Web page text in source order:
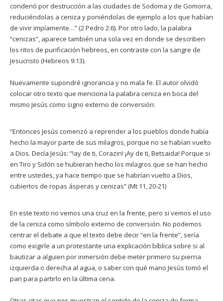
condenó por destrucción a las ciudades de Sodoma y de Gomorra,
reduciéndolas a ceniza y poniéndolas de ejemplo a los que habían
de vivir impíamente…” (2 Pedro 2:6). Por otro lado, la palabra
“cenizas”, aparece también una sola vez en donde se describen
los ritos de purificación hebreos, en contraste con la sangre de
Jesucristo (Hebreos 9:13).
Nuevamente supondré ignorancia y no mala fe. El autor olvidó
colocar otro texto que menciona la palabra ceniza en boca del
mismo Jesús como signo externo de conversión:
“Entonces Jesús comenzó a reprender a los pueblos donde había
hecho la mayor parte de sus milagros, porque no se habían vuelto
a Dios. Decía Jesús: “!ay de ti, Corazin! ¡Ay de ti, Betsaida! Porque si
en Tiro y Sidón se hubieran hecho los milagros que se han hecho
entre ustedes, ya hace tiempo que se habrían vuelto a Dios,
cubiertos de ropas ásperas y cenizas” (Mt 11, 20-21)
En este texto no vemos una cruz en la frente, pero si vemos el uso
de la ceniza como símbolo externo de conversión. No podemos
centrar el debate a que el texto debe decir “en la frente”, sería
como exigirle a un protestante una explicación bíblica sobre si al
bautizar a alguien por inmersión debe meter primero su pierna
izquierda o derecha al agua, o saber con qué mano Jesús tomó el
pan para partirlo en la última cena.